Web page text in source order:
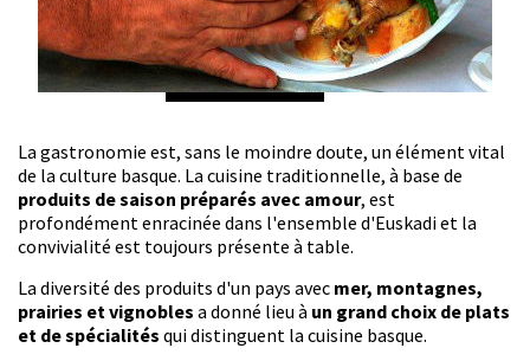
La gastronomie est, sans le moindre doute, un élément vital
de la culture basque. La cuisine traditionnelle, à base de
produits de saison préparés avec amour, est
profondément enracinée dans l'ensemble d'Euskadi et la
convivialité est toujours présente à table.
La diversité des produits d'un pays avec mer, montagnes,
prairies et vignobles a donné lieu à un grand choix de plats
et de spécialités qui distinguent la cuisine basque.